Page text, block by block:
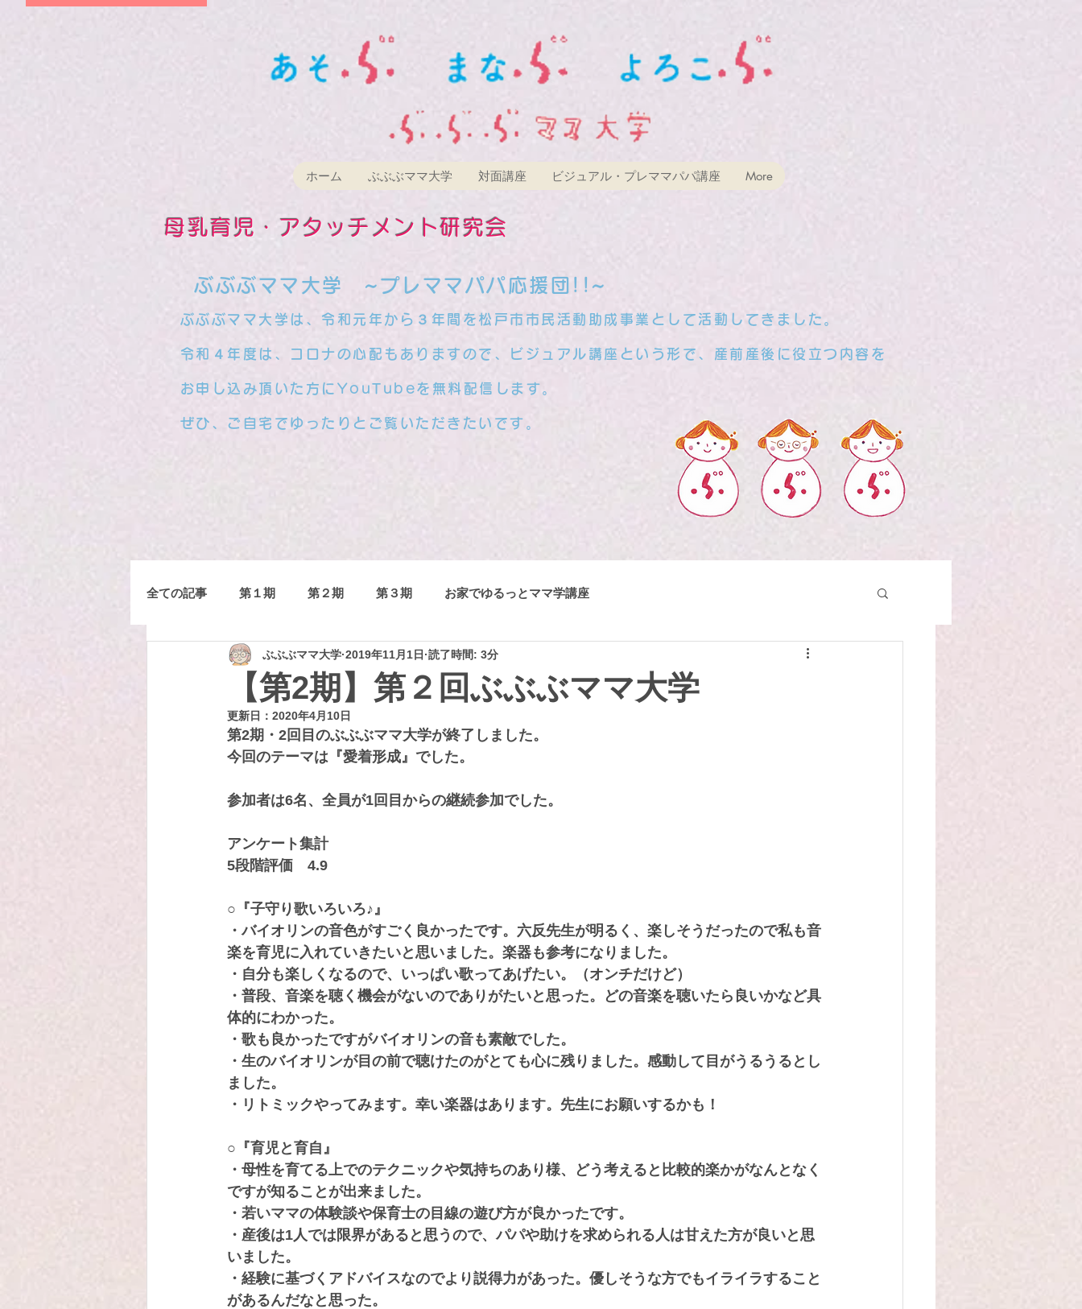
ホーム ぶぶぶママ大学 対面講座 ビジュアル・プレママパパ講座 More
母乳育児・アタッチメント研究会
ぶぶぶママ大学 ~プレママパパ応援団!!~
ぶぶぶママ大学は、令和元年から３年間を松戸市市民活動助成事業として活動してきました。
​ 令和４年度は、コロナの心配もありますので、ビジュアル講座という形で、産前産後に役立つ内容を
お申し込み頂いた方にYouTubeを無料配信します。
ぜひ、ご自宅でゆったりとご覧いただきたいです。
全ての記事 第１期 第２期 第３期 お家でゆるっとママ学講座
【第2期】第２回ぶぶぶママ大学
ぶぶぶママ大学 2019年11月1日 読了時間: 3分
更新日： 2020年4月10日
第2期・2回目のぶぶぶママ大学が終了しました。
今回のテーマは『愛着形成』でした。
参加者は6名、全員が1回目からの継続参加でした。
アンケート集計
5段階評価　4.9
○『子守り歌いろいろ♪』
・バイオリンの音色がすごく良かったです。六反先生が明るく、楽しそうだったので私も音
楽を育児に入れていきたいと思いました。楽器も参考になりました。
・自分も楽しくなるので、いっぱい歌ってあげたい。（オンチだけど）
・普段、音楽を聴く機会がないのでありがたいと思った。どの音楽を聴いたら良いかなど具
体的にわかった。
・歌も良かったですがバイオリンの音も素敵でした。
・生のバイオリンが目の前で聴けたのがとても心に残りました。感動して目がうるうるとし
ました。
・リトミックやってみます。幸い楽器はあります。先生にお願いするかも！
○『育児と育自』
・母性を育てる上でのテクニックや気持ちのあり様、どう考えると比較的楽かがなんとなく
ですが知ることが出来ました。
・若いママの体験談や保育士の目線の遊び方が良かったです。
・産後は1人では限界があると思うので、パパや助けを求められる人は甘えた方が良いと思
いました。
・経験に基づくアドバイスなのでより説得力があった。優しそうな方でもイライラすること
があるんだなと思った。